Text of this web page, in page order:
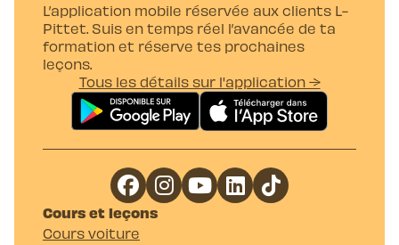
L’application mobile réservée aux clients L-
Pittet. Suis en temps réel l’avancée de ta
formation et réserve tes prochaines
leçons.
Tous les détails sur l'application →
Cours et leçons
Cours voiture